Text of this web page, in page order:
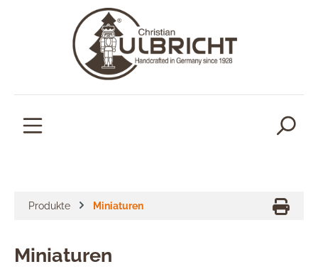
Produkte Miniaturen
Miniaturen